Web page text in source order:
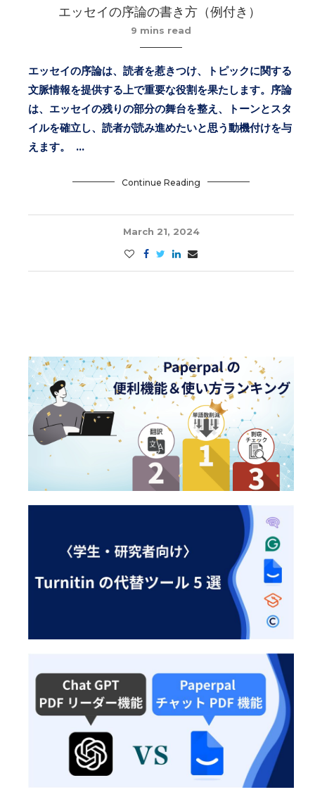
エッセイの序論の書き方（例付き）
9 mins read
エッセイの序論は、読者を惹きつけ、トピックに関する
文脈情報を提供する上で重要な役割を果たします。序論
は、エッセイの残りの部分の舞台を整え、トーンとスタ
イルを確立し、読者が読み進めたいと思う動機付けを与
えます。 …
Continue Reading
March 21, 2024